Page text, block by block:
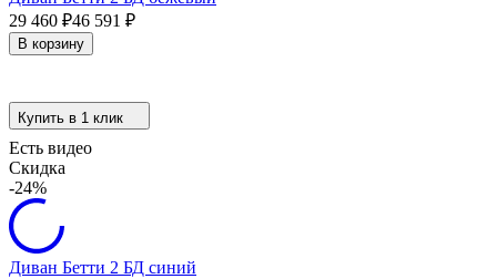
29 460 ₽46 591 ₽
В корзину
Купить в 1 клик
Есть видео
Скидка
-24%
Диван Бетти 2 БД синий